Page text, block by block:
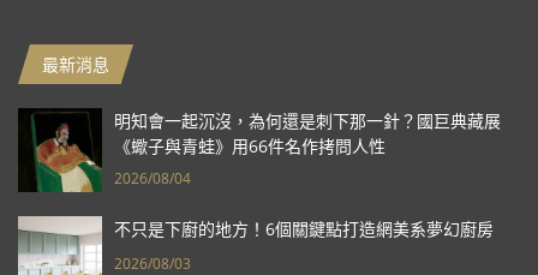
最新消息
明知會一起沉沒，為何還是刺下那一針？國巨典藏展
《蠍子與青蛙》用66件名作拷問人性
2026/08/04
不只是下廚的地方！6個關鍵點打造網美系夢幻廚房
2026/08/03